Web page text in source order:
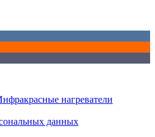
нагреватели
данных